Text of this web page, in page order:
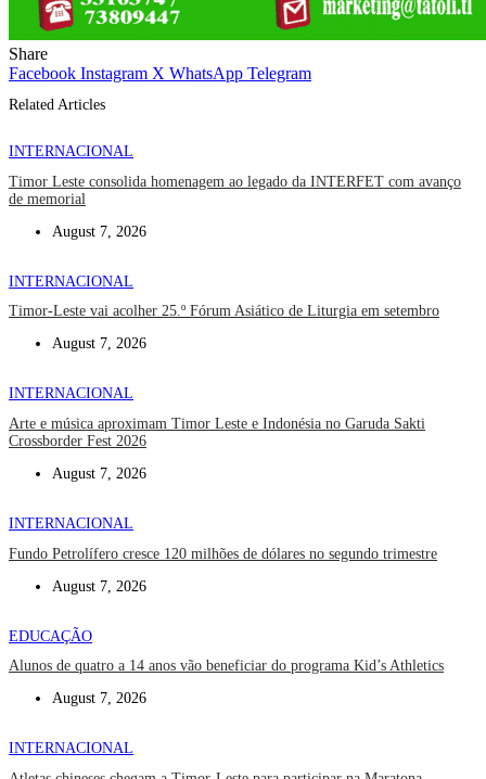
Share
Facebook Instagram X WhatsApp Telegram
Related Articles
INTERNACIONAL
Timor Leste consolida homenagem ao legado da INTERFET com avanço
de memorial
August 7, 2026
INTERNACIONAL
Timor-Leste vai acolher 25.º Fórum Asiático de Liturgia em setembro
August 7, 2026
INTERNACIONAL
Arte e música aproximam Timor Leste e Indonésia no Garuda Sakti
Crossborder Fest 2026
August 7, 2026
INTERNACIONAL
Fundo Petrolífero cresce 120 milhões de dólares no segundo trimestre
August 7, 2026
EDUCAÇÃO
Alunos de quatro a 14 anos vão beneficiar do programa Kid’s Athletics
August 7, 2026
INTERNACIONAL